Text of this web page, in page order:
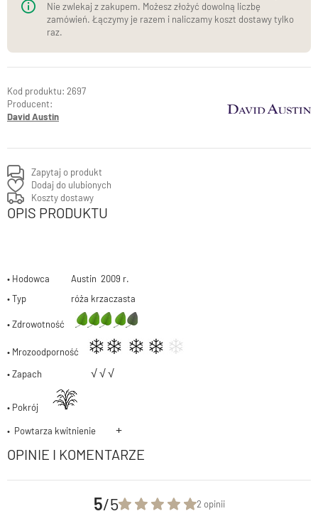
2697
Producent:
David Austin
Zapytaj o produkt
Dodaj do ulubionych
Koszty dostawy
OPIS PRODUKTU
• Hodowca Austin 2009 r.
• Typ róża krzaczasta
• Zdrowotność
• Mrozoodporność
• Zapach √√√
• Pokrój
• Powtarza kwitnienie +
OPINIE I KOMENTARZE
5/5 2 opinii
Nie zwlekaj z zakupem. Możesz złożyć dowolną liczbę
zamówień. Łączymy je razem i naliczamy koszt dostawy tylko
raz.